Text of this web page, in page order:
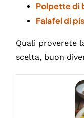
Polpette di
Falafel di
Quali proverete
scelta, buon